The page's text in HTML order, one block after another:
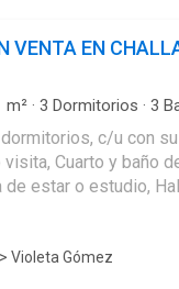
VENTA EN
m² · 3 Dormitorios · 3
·Terraza·Wifi
c/u con
Cuarto y baño
de estar o estudio,
y closet, Depósito,
Cochera para dos
> Violeta Gómez